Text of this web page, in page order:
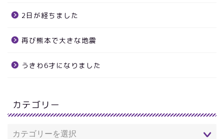
2日が経ちました
再び熊本で大きな地震
うきわ6才になりました
カテゴリー